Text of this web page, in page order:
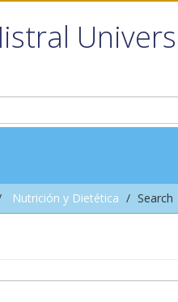
Nutrición y Dietética Search